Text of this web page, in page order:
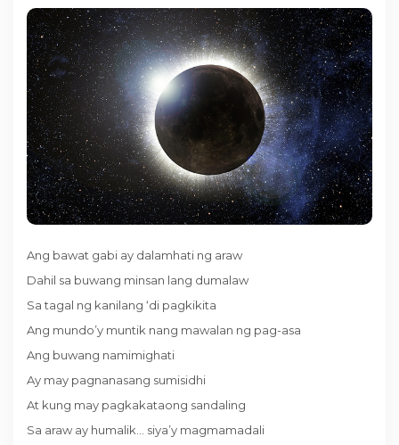
Ang bawat gabi ay dalamhati ng araw
Dahil sa buwang minsan lang dumalaw
Sa tagal ng kanilang ‘di pagkikita
Ang mundo’y muntik nang mawalan ng pag-asa
Ang buwang namimighati
Ay may pagnanasang sumisidhi
At kung may pagkakataong sandaling
Sa araw ay humalik… siya’y magmamadali